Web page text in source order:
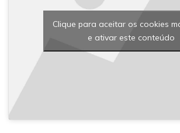
Clique para aceitar os cookies
e ativar este conteúdo